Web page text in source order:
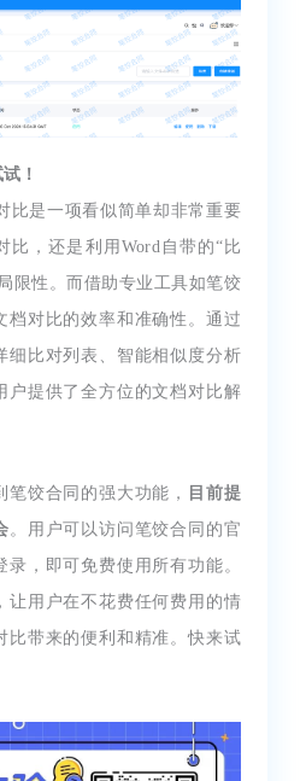
！
比是一项看似简单却非常重要
比，还是利用Word自带的“比
限性。而借助专业工具如笔饺
档对比的效率和准确性。通过
细比对列表、智能相似度分析
户提供了全方位的文档对比解
饺合同的强大功能，
目前提
。用户可以访问笔饺合同的官
，即可免费使用所有功能。
让用户在不花费任何费用的情
比带来的便利和精准。快来试